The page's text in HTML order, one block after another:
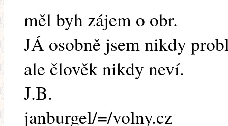
měl byh zájem o obr.
JÁ osobně jsem nikdy
ale člověk nikdy neví.
J.B.
janburgel/=/volny.cz